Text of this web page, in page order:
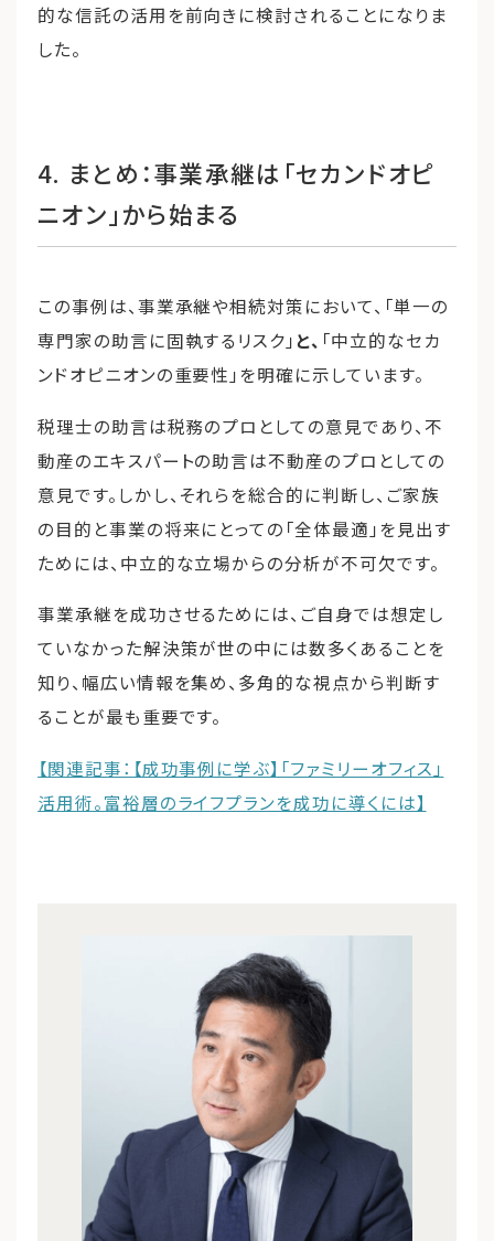
的な信託の活用を前向きに検討されることになりま
した。
4. まとめ：事業承継は「セカンドオピ
ニオン」から始まる
この事例は、事業承継や相続対策において、「単一の
専門家の助言に固執するリスク」と、 「中立的なセカ
ンドオピニオンの重要性」を明確に示しています。
税理士の助言は税務のプロとしての意見であり、不
動産のエキスパートの助言は不動産のプロとしての
意見です。しかし、それらを総合的に判断し、ご家族
の目的と事業の将来にとっての「全体最適」を見出す
ためには、中立的な立場からの分析が不可欠です。
事業承継を成功させるためには、ご自身では想定し
ていなかった解決策が世の中には数多くあることを
知り、幅広い情報を集め、多角的な視点から判断す
ることが最も重要です。
【関連記事：【成功事例に学ぶ】「ファミリーオフィス」
活用術。富裕層のライフプランを成功に導くには】